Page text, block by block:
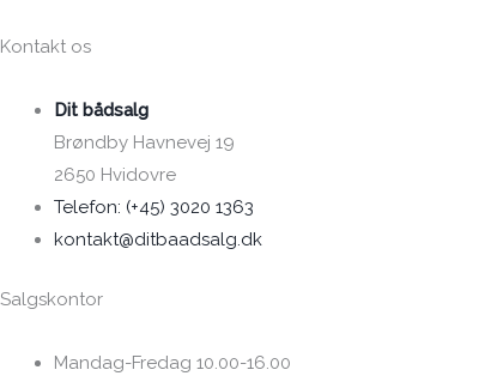
Kontakt os
Dit bådsalg
Brøndby Havnevej 19
2650 Hvidovre
Telefon: (+45) 3020 1363
kontakt@ditbaadsalg.dk
Salgskontor
Mandag-Fredag 10.00-16.00